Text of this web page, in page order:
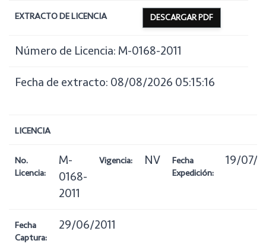
EXTRACTO DE LICENCIA DESCARGAR PDF
Número de Licencia: M-0168-2011
Fecha de extracto: 08/08/2026 05:15:16
LICENCIA
No.
Licencia:
M-
0168-
2011
Vigencia: NV
Fecha
Expedición:
19/07/
Fecha
Captura:
29/06/2011